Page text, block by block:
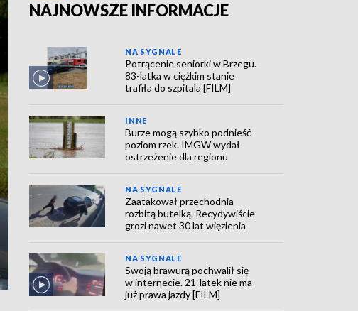
NAJNOWSZE INFORMACJE
NA SYGNALE
Potrącenie seniorki w Brzegu.
83-latka w ciężkim stanie
trafiła do szpitala [FILM]
INNE
Burze mogą szybko podnieść
poziom rzek. IMGW wydał
ostrzeżenie dla regionu
NA SYGNALE
Zaatakował przechodnia
rozbitą butelką. Recydywiście
grozi nawet 30 lat więzienia
NA SYGNALE
Swoją brawurą pochwalił się
w internecie. 21-latek nie ma
już prawa jazdy [FILM]